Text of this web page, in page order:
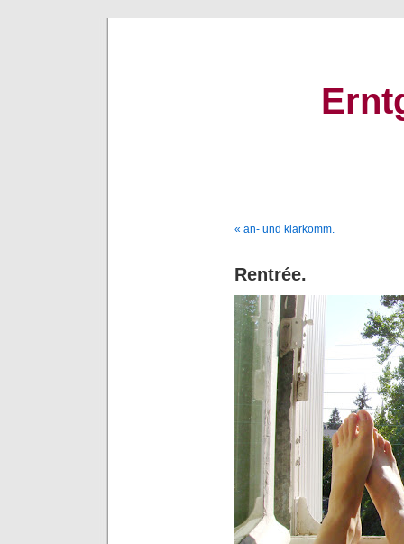
« an- und klarkomm.
Rentrée.